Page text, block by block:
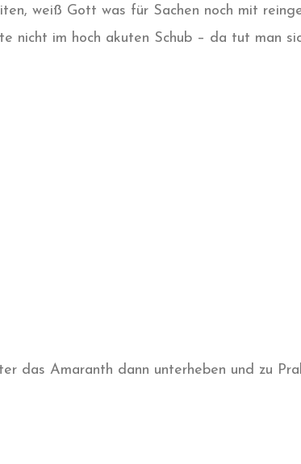
weiß Gott was für Sachen noch mit
nicht im hoch akuten Schub – da tut man
das Amaranth dann unterheben und zu